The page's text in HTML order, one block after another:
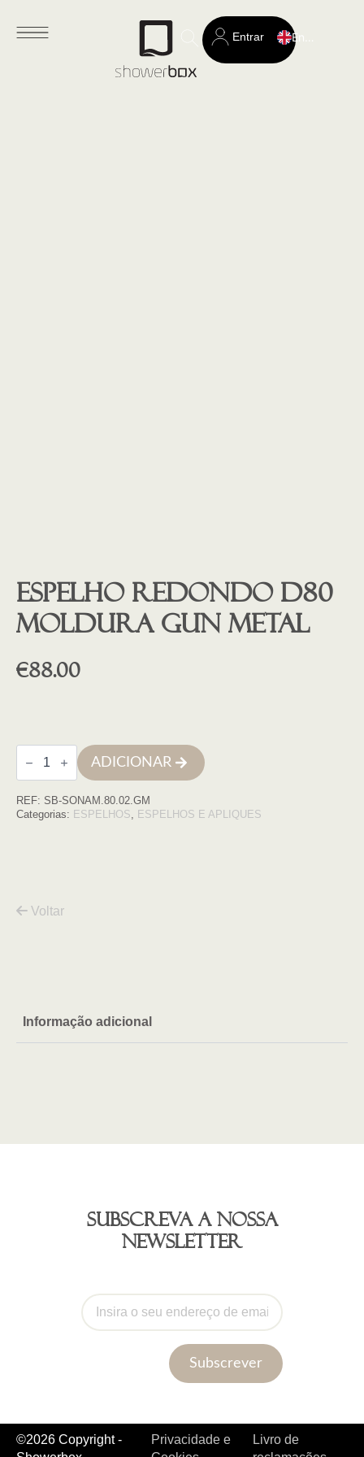
Search
for:
Entrar
Espelho redondo D80
moldura gun metal
€88.00
Quantidade
de
Espelho
D80
moldura
ADICIONAR
REF: SB-SONAM.80.02.GM
Categorias: ESPELHOS, ESPELHOS E APLIQUES
Voltar
Informação adicional
Subscreva a nossa
newsletter
Subscrever
©2026 Copyright -
Privacidade e
Livro de